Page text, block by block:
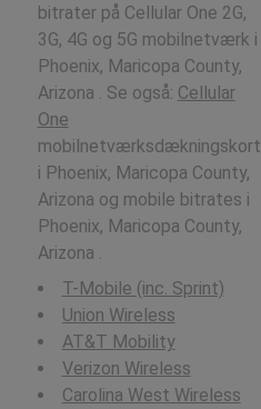
bitrater på Cellular One 2G,
3G, 4G og 5G mobilnetværk i
Phoenix, Maricopa County,
Arizona . Se også: Cellular
One
mobilnetværksdækningskort
i Phoenix, Maricopa County,
Arizona og mobile bitrates i
Phoenix, Maricopa County,
Arizona .
T-Mobile (inc. Sprint)
Union Wireless
AT&T Mobility
Verizon Wireless
Carolina West Wireless